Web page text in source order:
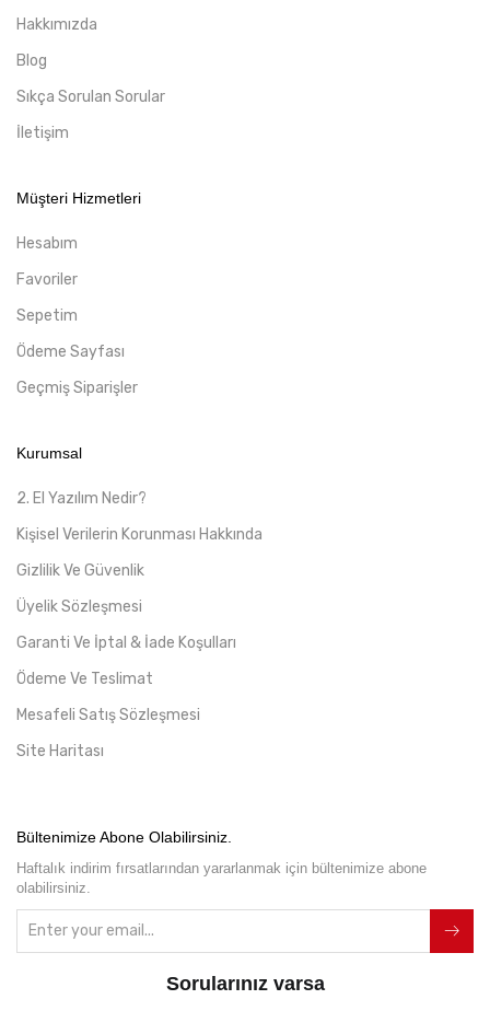
Hakkımızda
Blog
Sıkça Sorulan Sorular
İletişim
Müşteri Hizmetleri
Hesabım
Favoriler
Sepetim
Ödeme Sayfası
Geçmiş Siparişler
Kurumsal
2. El Yazılım Nedir?
Kişisel Verilerin Korunması Hakkında
Gizlilik Ve Güvenlik
Üyelik Sözleşmesi
Garanti Ve İptal & İade Koşulları
Ödeme Ve Teslimat
Mesafeli Satış Sözleşmesi
Site Haritası
Bültenimize Abone Olabilirsiniz.
Haftalık indirim fırsatlarından yararlanmak için bültenimize abone
olabilirsiniz.
Sorularınız varsa